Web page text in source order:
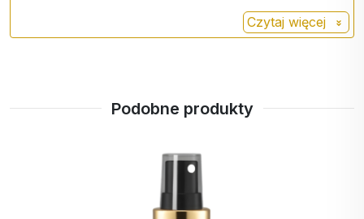
odpowiedni dla wegan
Wyprodukowano w UE dla Activstar Ltd.
Czytaj więcej
Podobne produkty